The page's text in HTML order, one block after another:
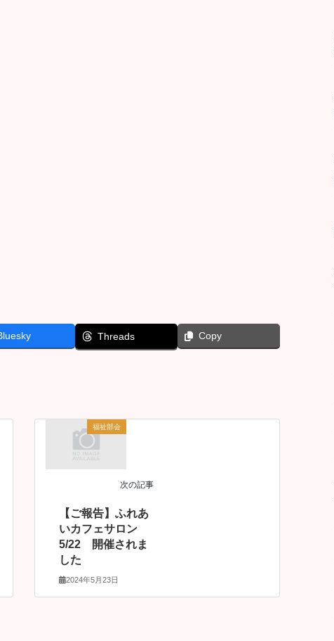
Threads Copy
福祉部会
次の記事
【ご報告】ふれあ
いカフェサロン
5/22 開催されま
した
2024年5月23日